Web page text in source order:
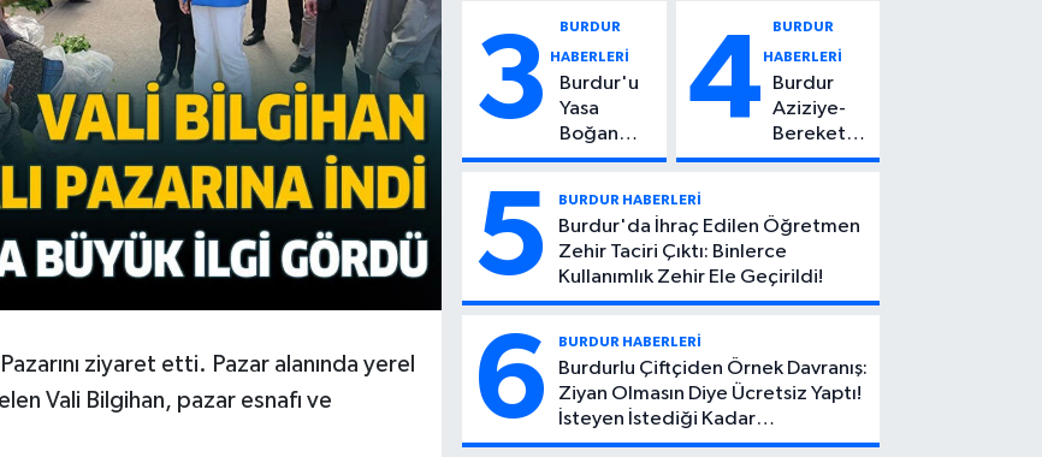
ziyaret etti. Pazar alanında yerel
Vali Bilgihan, pazar esnafı ve
Çocuktan
Kötü Haber!
Kaybetti
3 BURDUR
HABERLERİ
Burdur'u
Yasa
Boğan
Ölüm:
Can Atıcı
Genç
Yaşta
Yaşamını
Yitirdi
4 BURDUR
HABERLERİ
Burdur
Aziziye-
Bereket
Köyü
Feci Kaza:
1 Ölü, 2
Yaralı
5 BURDUR HABERLERİ
Burdur'da İhraç Edilen Öğretmen
Zehir Taciri Çıktı: Binlerce
Kullanımlık Zehir Ele Geçirildi!
6 BURDUR HABERLERİ
Burdurlu Çiftçiden Örnek Davranış:
Ziyan Olmasın Diye Ücretsiz Yaptı!
İsteyen İstediği Kadar
Toplayabilecek